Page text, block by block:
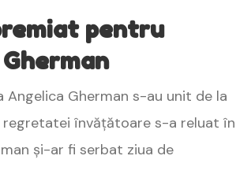
pentru
Gherman s-au unit de la
învățătoare s-a reluat în
și-ar fi serbat ziua de